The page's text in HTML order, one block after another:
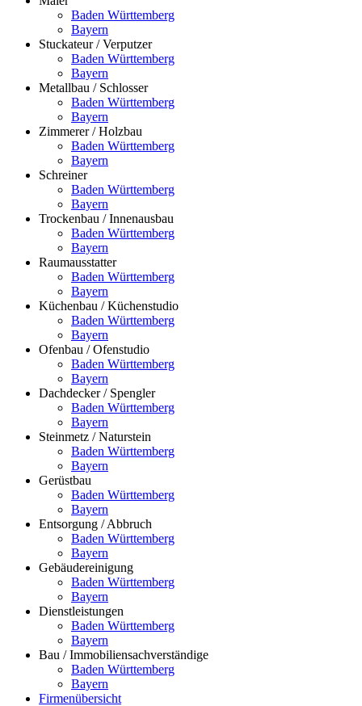
Baden Württemberg
Bayern
Stuckateur / Verputzer
Baden Württemberg
Bayern
Metallbau / Schlosser
Baden Württemberg
Bayern
Zimmerer / Holzbau
Baden Württemberg
Bayern
Schreiner
Baden Württemberg
Bayern
Trockenbau / Innenausbau
Baden Württemberg
Bayern
Raumausstatter
Baden Württemberg
Bayern
Küchenbau / Küchenstudio
Baden Württemberg
Bayern
Ofenbau / Ofenstudio
Baden Württemberg
Bayern
Dachdecker / Spengler
Baden Württemberg
Bayern
Steinmetz / Naturstein
Baden Württemberg
Bayern
Gerüstbau
Baden Württemberg
Bayern
Entsorgung / Abbruch
Baden Württemberg
Bayern
Gebäudereinigung
Baden Württemberg
Bayern
Dienstleistungen
Baden Württemberg
Bayern
Bau / Immobiliensachverständige
Baden Württemberg
Bayern
Firmenübersicht